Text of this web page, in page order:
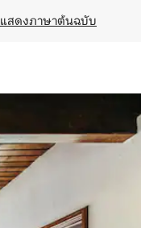
แสดงภาษาต้นฉบับ